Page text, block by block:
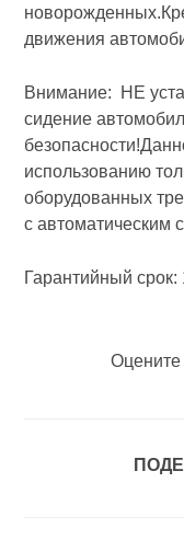
движения
Внимание: НЕ
сидение
использованию
оборудованных
с автоматическим
Гарантийный
Оцените